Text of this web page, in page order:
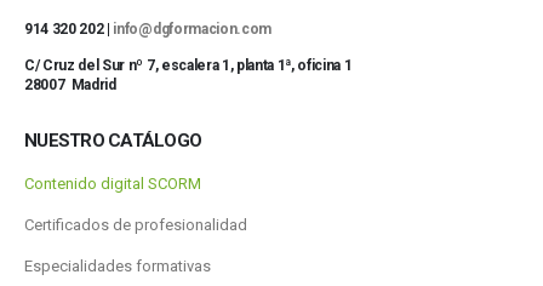
914 320 202 | info@dgformacion.com
C/ Cruz del Sur nº 7, escalera 1, planta 1ª, oficina 1
28007 Madrid
NUESTRO CATÁLOGO
Contenido digital SCORM
Certificados de profesionalidad
Especialidades formativas